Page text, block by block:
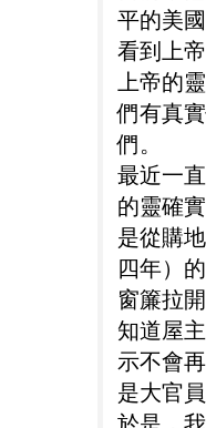
平的美
看到上
上帝的
們有真
們。
最近一
的靈確
是從購
四年）
窗簾拉
知道屋
示不會
是大官